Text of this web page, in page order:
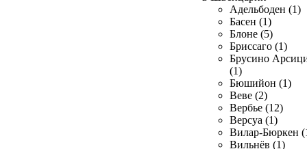
Адельбоден (1)
Басен (1)
Блоне (5)
Бриссаго (1)
Брусино
(1)
Бюшийон (1)
Веве (2)
Вербье (12)
Версуа (1)
Вилар-Бюркен
Вильнёв (1)